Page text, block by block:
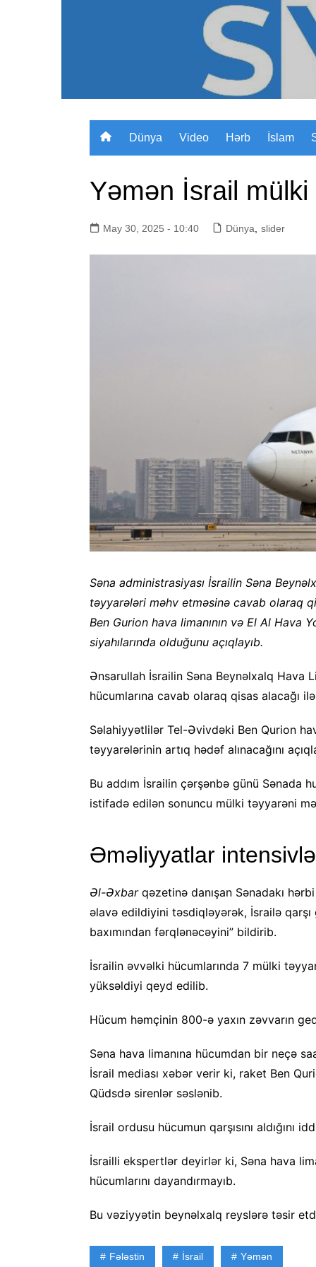
Dünya Video Hərb İslam
Yəmən İsrail mülki
May 30, 2025 - 10:40 Dünya slider
Səna administrasiyası İsrailin Səna
təyyarələri məhv etməsinə cavab olaraq
Ben Gurion hava limanının və El Al Hava
siyahılarında olduğunu açıqlayıb.
Ənsarullah İsrailin Səna Beynəlxalq Hava
hücumlarına cavab olaraq qisas alacağı
Səlahiyyətlilər Tel-Əvivdəki Ben Qurion
təyyarələrinin artıq hədəf alınacağını
Bu addım İsrailin çərşənbə günü Sənada
istifadə edilən sonuncu mülki təyyarəni
Əməliyyatlar
Əl-Əxbarqəzetinə danışan Sənadakı
əlavə edildiyini təsdiqləyərək, İsrailə
baxımından fərqlənəcəyini” bildirib.
İsrailin əvvəlki hücumlarında 7 mülki
yüksəldiyi qeyd edilib.
Hücum həmçinin 800-ə yaxın zəvvarın
Səna hava limanına hücumdan bir neçə
İsrail mediası xəbər verir ki, raket Ben
Qüdsdə sirenlər səslənib.
İsrail ordusu hücumun qarşısını
İsrailli ekspertlər deyirlər ki, Səna hava
hücumlarını dayandırmayıb.
Bu vəziyyətin beynəlxalq reyslərə təsir
Fələstin İsrail Yəmən